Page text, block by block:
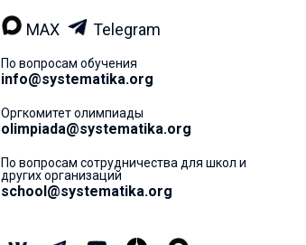
MAX Telegram
По вопросам обучения
info@systematika.org
Оргкомитет олимпиады
olimpiada@systematika.org
По вопросам сотрудничества для школ и
других организаций
school@systematika.org